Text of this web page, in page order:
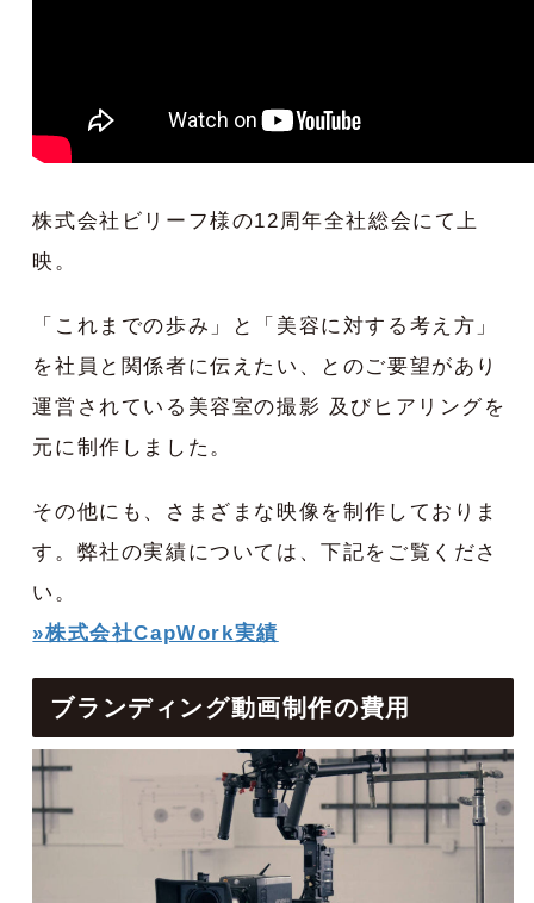
株式会社ビリーフ様の12周年全社総会にて上
映。
「これまでの歩み」と「美容に対する考え方」
を社員と関係者に伝えたい、とのご要望があり
運営されている美容室の撮影 及びヒアリングを
元に制作しました。
その他にも、さまざまな映像を制作しておりま
す。弊社の実績については、下記をご覧くださ
い。
»株式会社CapWork実績
ブランディング動画制作の費用